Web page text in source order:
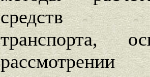
средств
транспорта,